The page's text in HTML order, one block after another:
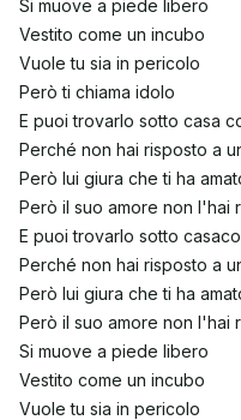
Si muove a piede libero
Vestito come un incubo
Vuole tu sia in pericolo
Però ti chiama idolo
E puoi trovarlo sotto casa
Perché non hai risposto a
Però lui giura che ti ha
Però il suo amore non l'hai
E puoi trovarlo sotto
Perché non hai risposto a
Però lui giura che ti ha
Però il suo amore non l'hai
Si muove a piede libero
Vestito come un incubo
Vuole tu sia in pericolo